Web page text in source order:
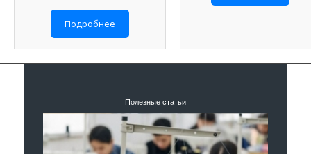
Подробнее
Полезные статьи